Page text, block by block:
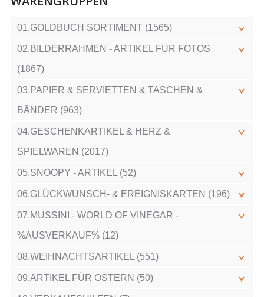
01.GOLDBUCH SORTIMENT (1565)
02.BILDERRAHMEN - ARTIKEL FÜR FOTOS
(1867)
03.PAPIER & SERVIETTEN & TASCHEN &
BÄNDER (963)
04.GESCHENKARTIKEL & HERZ &
SPIELWAREN (2017)
05.SNOOPY - ARTIKEL (52)
06.GLÜCKWUNSCH- & EREIGNISKARTEN (196)
07.MUSSINI - WORLD OF VINEGAR -
%AUSVERKAUF% (12)
08.WEIHNACHTSARTIKEL (551)
09.ARTIKEL FÜR OSTERN (50)